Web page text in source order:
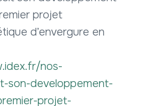
projet
d’envergure en
nos-
son-developpement-
projet-